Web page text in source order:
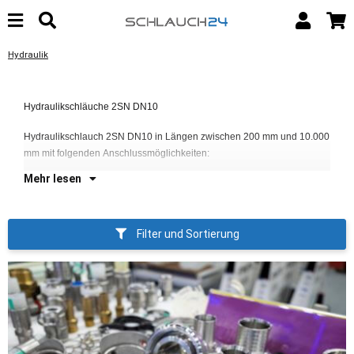
Hydraulik
Hydraulikschläuche 2SN DN10
Hydraulikschlauch 2SN DN10 in Längen zwischen 200 mm und 10.000
mm mit folgenden Anschlussmöglichkeiten:
Mehr lesen
Filter und Sortierung